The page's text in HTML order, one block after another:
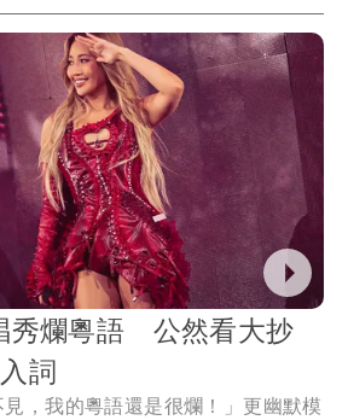
秀爛粵語 公然看大抄
詞
，我的粵語還是很爛！」更幽默模